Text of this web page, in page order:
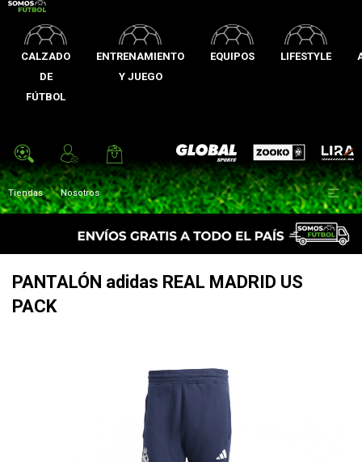
CALZADO
DE
FÚTBOL
ENTRENAMIENTO
Y JUEGO
EQUIPOS LIFESTYLE
Global Sports Zooko Lira
Tiendas Nosotros 
PANTALÓN adidas REAL MADRID US
PACK